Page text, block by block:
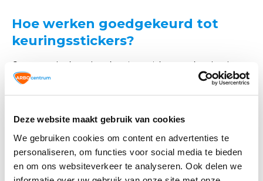
Deze website maakt gebruik van cookies
We gebruiken cookies om content en advertenties te
personaliseren, om functies voor social media te bieden
en om ons websiteverkeer te analyseren. Ook delen we
Hoe werken goedgekeurd tot
keuringsstickers?
Onze goedgekeurd tot keuringsstickers werken heel
eenvoudig. De opvallend groen gekleurde ronde sticker is
de sticker zie je de jaartallen. Door met een gaatjestang
gaatjes te knippen in de maand en het jaar waarin het
product gekeurd moet worden, maak je dit meteen
zichtbaar.